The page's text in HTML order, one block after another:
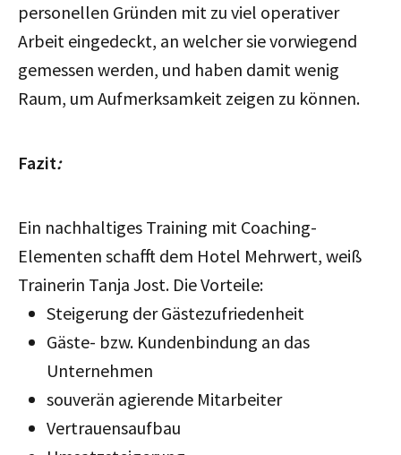
personellen Gründen mit zu viel operativer
Arbeit eingedeckt, an welcher sie vorwiegend
gemessen werden, und haben damit wenig
Raum, um Aufmerksamkeit zeigen zu können.
Fazit:
Ein nachhaltiges Training mit Coaching-
Elementen schafft dem Hotel Mehrwert, weiß
Trainerin Tanja Jost. Die Vorteile:
Steigerung der Gästezufriedenheit
Gäste- bzw. Kundenbindung an das
Unternehmen
souverän agierende Mitarbeiter
Vertrauensaufbau